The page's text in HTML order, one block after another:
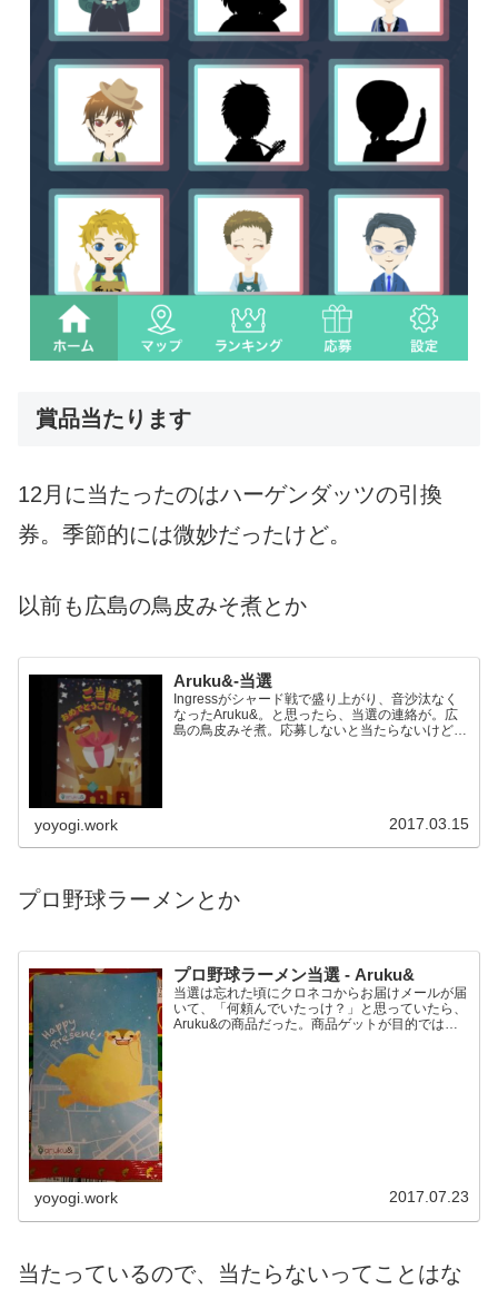
賞品当たります
12月に当たったのはハーゲンダッツの引換
券。季節的には微妙だったけど。
以前も広島の鳥皮みそ煮とか
Aruku&-当選
Ingressがシャード戦で盛り上がり、音沙汰なく
なったAruku&。と思ったら、当選の連絡が。広
島の鳥皮みそ煮。応募しないと当たらないけど、
yoyogi.work 2017.03.15
プロ野球ラーメンとか
プロ野球ラーメン当選 - Aruku&
当選は忘れた頃にクロネコからお届けメールが届
いて、「何頼んでいたっけ？」と思っていたら、
Aruku&の商品だった。商品ゲットが目的ではな
yoyogi.work 2017.07.23
当たっているので、当たらないってことはな